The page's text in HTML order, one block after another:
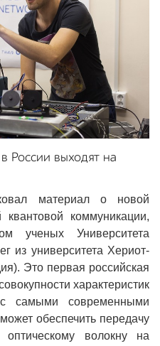
России выходят на
материал о новой
коммуникации,
ученых Университета
из университета Хериот-
Это первая российская
характеристик
с самыми современными
обеспечить передачу
волокну на